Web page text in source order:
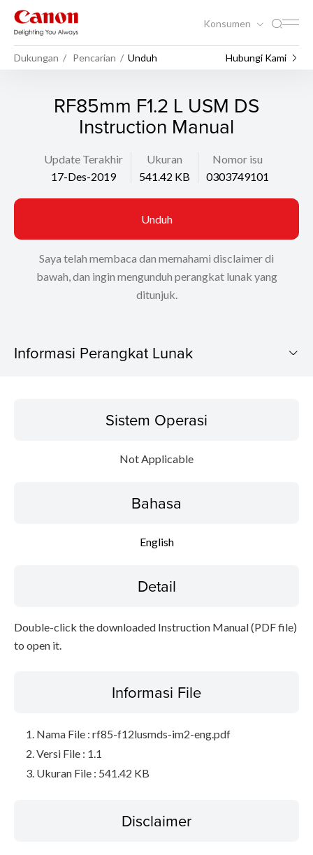
Konsumen
Dukungan Pencarian Unduh Hubungi Kami
RF85mm F1.2 L USM DS
Instruction Manual
Update Terakhir
17-Des-2019
Ukuran
541.42 KB
Nomor isu
0303749101
Unduh
Saya telah membaca dan memahami disclaimer di
bawah, dan ingin mengunduh perangkat lunak yang
ditunjuk.
Informasi Perangkat Lunak
Sistem Operasi
Not Applicable
Bahasa
English
Detail
Double-click the downloaded Instruction Manual (PDF file)
to open it.
Informasi File
Nama File : rf85-f12lusmds-im2-eng.pdf
Versi File : 1.1
Ukuran File : 541.42 KB
Disclaimer